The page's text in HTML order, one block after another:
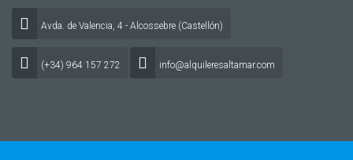
Avda. de Valencia, 4 - Alcossebre (Castellón)
(+34) 964 157 272 info@alquileresaltamar.com